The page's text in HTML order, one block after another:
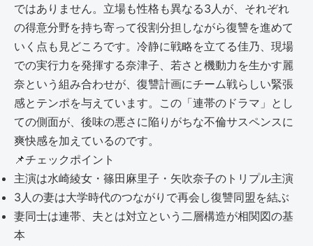
ではありません。立場も性格も異なる3人が、それぞれ
の得意分野を持ち寄って役割分担しながら復讐を進めて
いく点も見どころです。冷静に戦略を立てる佳乃、現場
での実行力を発揮する奈津子、若さと機動力を生かす麗
奈という組み合わせが、復讐計画にチーム戦らしい緊張
感とテンポを与えています。この「連帯のドラマ」とし
ての側面が、後味の悪さに陥りがちな不倫サスペンスに
爽快感を加えているのです。
📌チェックポイント
主演は水崎綾女・篠田麻里子・矢吹奈子のトリプル主演
3人の妻は大学時代のつながりで再会し復讐同盟を結ぶ
妻同士は連帯、夫とは対立という二層構造が相関図の基
本